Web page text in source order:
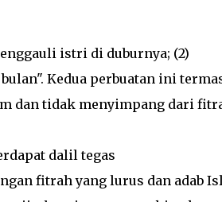
istri di duburnya; (2)
Kedua perbuatan ini
dan tidak menyimpang dari
dalil tegas
fitrah yang lurus dan adab